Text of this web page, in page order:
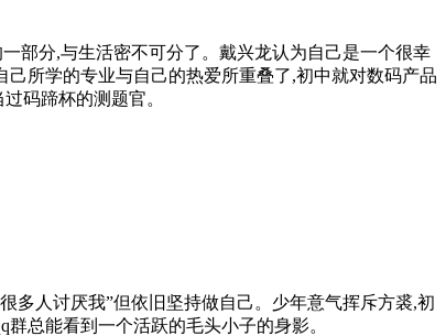
部分,与生活密不可分了。戴兴龙认为自己是一个很幸
所学的专业与自己的热爱所重叠了,初中就对数码产品
码蹄杯的测题官。
多人讨厌我”但依旧坚持做自己。少年意气挥斥方裘,初
总能看到一个活跃的毛头小子的身影。